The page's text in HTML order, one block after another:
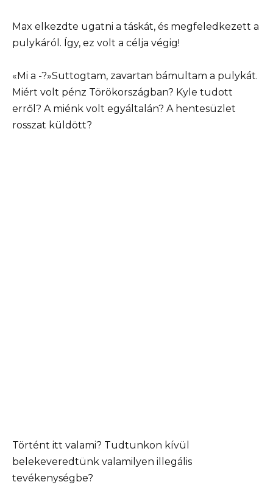
Max elkezdte ugatni a táskát, és megfeledkezett a
pulykáról. Így, ez volt a célja végig!
«Mi a -?»Suttogtam, zavartan bámultam a pulykát.
Miért volt pénz Törökországban? Kyle tudott
erről? A miénk volt egyáltalán? A hentesüzlet
rosszat küldött?
Történt itt valami? Tudtunkon kívül
belekeveredtünk valamilyen illegális
tevékenységbe?